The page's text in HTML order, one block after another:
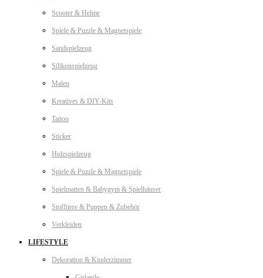
Scooter & Helme
Spiele & Puzzle & Magnetspiele
Sandspielzeug
Silikonspielzeug
Malen
Kreatives & DIY-Kits
Tattoo
Sticker
Holzspielzeug
Spiele & Puzzle & Magnetspiele
Spielmatten & Babygym & Spielhäuser
Stofftiere & Puppen & Zubehör
Verkleiden
LIFESTYLE
Dekoration & Kinderzimmer